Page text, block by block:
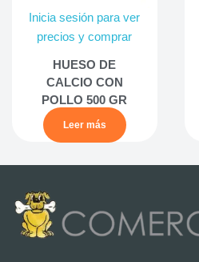
Inicia sesión para ver
precios y comprar
HUESO DE
CALCIO CON
POLLO 500 GR
Leer más